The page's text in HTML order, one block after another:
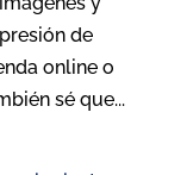
de
online o
sé que...